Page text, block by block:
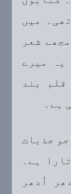
میں
شعر
یہ میرے
بند
ہے۔
جذبات
ہے۔
اُدھر